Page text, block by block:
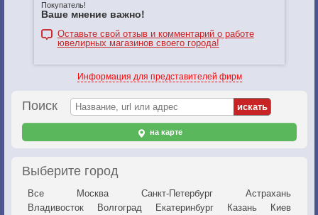
Покупатель!
Ваше мнение важно!
Оставьте свой отзыв и комментарий о работе
ювелирных магазинов своего города!
Информация для представителей фирм
Поиск
на карте
Выберите город
Все Москва Санкт-Петербург
Астрахань
Владивосток
Волгоград Екатеринбург Казань
Киев